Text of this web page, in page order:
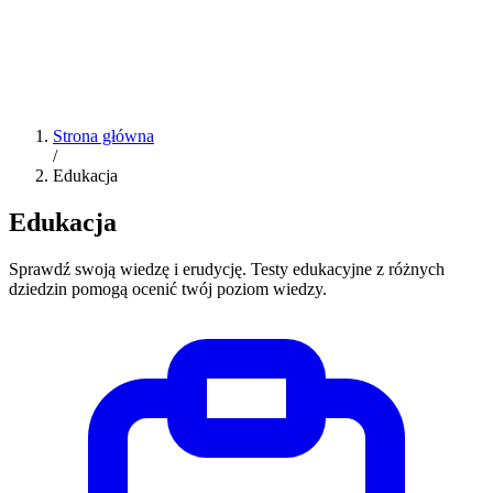
Strona główna
/
Edukacja
Edukacja
Sprawdź swoją wiedzę i erudycję. Testy edukacyjne z różnych
dziedzin pomogą ocenić twój poziom wiedzy.